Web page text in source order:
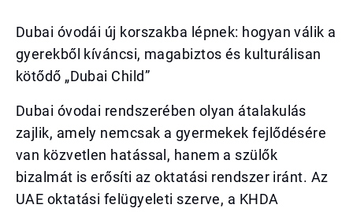
Dubai óvodái új korszakba lépnek: hogyan válik a
gyerekből kíváncsi, magabiztos és kulturálisan
kötődő „Dubai Child”
Dubai óvodai rendszerében olyan átalakulás
zajlik, amely nemcsak a gyermekek fejlődésére
van közvetlen hatással, hanem a szülők
bizalmát is erősíti az oktatási rendszer iránt. Az
UAE oktatási felügyeleti szerve, a KHDA